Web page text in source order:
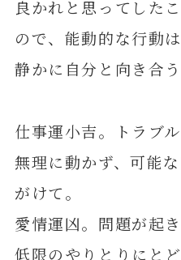
良かれと思ってした
ので、能動的な行動は
静かに自分と向き合
仕事運小吉。トラブ
無理に動かず、可能
がけて。
愛情運凶。問題が起
低限のやりとりにとど